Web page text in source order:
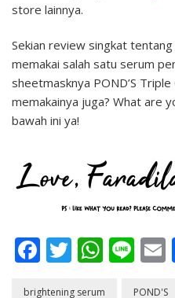
store lainnya.
Sekian review singkat
memakai salah satu serum
sheetmasknya POND’S
memakainya juga? What are
bawah ini ya!
Facebook
Twitter
brightening serum POND'S